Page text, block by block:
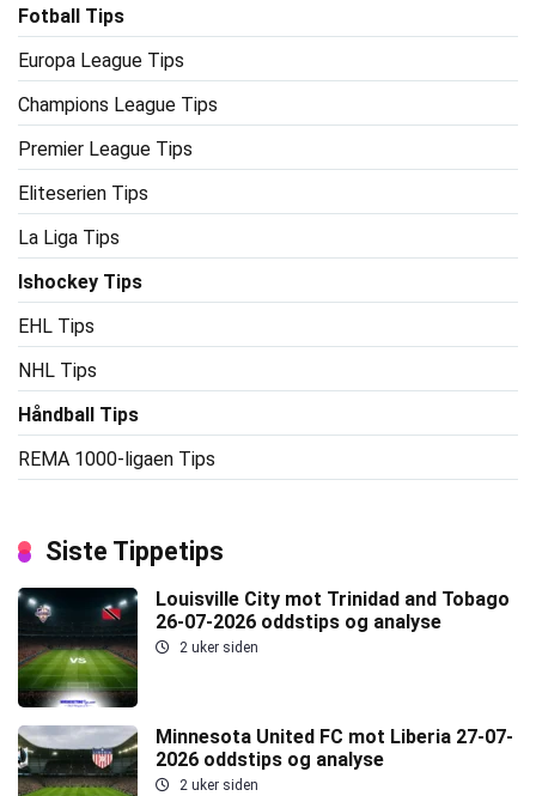
Fotball Tips
Europa League Tips
Champions League Tips
Premier League Tips
Eliteserien Tips
La Liga Tips
Ishockey Tips
EHL Tips
NHL Tips
Håndball Tips
REMA 1000-ligaen Tips
Siste Tippetips
Louisville City mot Trinidad and Tobago
26-07-2026 oddstips og analyse
2 uker siden
Minnesota United FC mot Liberia 27-07-
2026 oddstips og analyse
2 uker siden